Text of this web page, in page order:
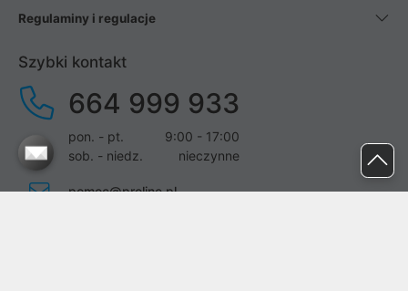
Regulaminy i regulacje
Szybki kontakt
664 999 933
pon. - pt.
9:00 - 17:00
sob. - niedz.
nieczynne
pomoc@proline.pl